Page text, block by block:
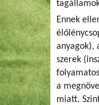
Ennek
anyagok),
szerek
a
miatt.